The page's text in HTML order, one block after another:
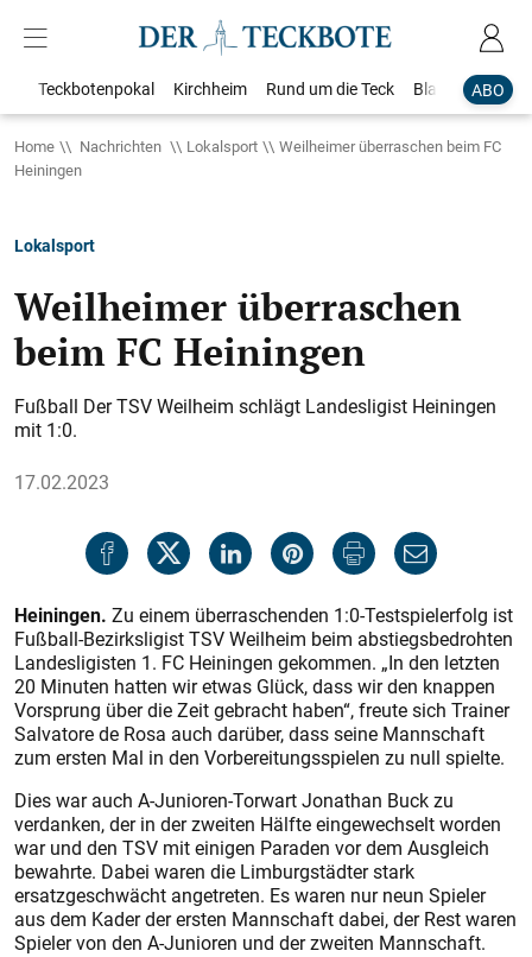
ABO
Teckbotenpokal Kirchheim Rund um die Teck Blaulicht
Home Nachrichten Lokalsport
Weilheimer überraschen beim FC
Heiningen
Lokalsport
Weilheimer überraschen
beim FC Heiningen
Fußball Der TSV Weilheim schlägt Landesligist Heiningen
mit 1:0.
17.02.2023
Heiningen. Zu einem überraschenden 1:0-Testspielerfolg ist
Fußball-Bezirksligist TSV Weilheim beim abstiegsbedrohten
Landesligisten 1. FC Heiningen gekommen. „In den letzten
20 Minuten hatten wir etwas Glück, dass wir den knappen
Vorsprung über die Zeit gebracht haben“, freute sich Trainer
Salvatore de Rosa auch darüber, dass seine Mannschaft
zum ersten Mal in den Vorbereitungsspielen zu null spielte.
Dies war auch A-Junioren-Torwart Jonathan Buck zu
verdanken, der in der zweiten Hälfte eingewechselt worden
war und den TSV mit einigen Paraden vor dem Ausgleich
bewahrte. Dabei waren die Limburgstädter stark
ersatzgeschwächt angetreten. Es waren nur neun Spieler
aus dem Kader der ersten Mannschaft dabei, der Rest waren
Spieler von den A-Junioren und der zweiten Mannschaft.